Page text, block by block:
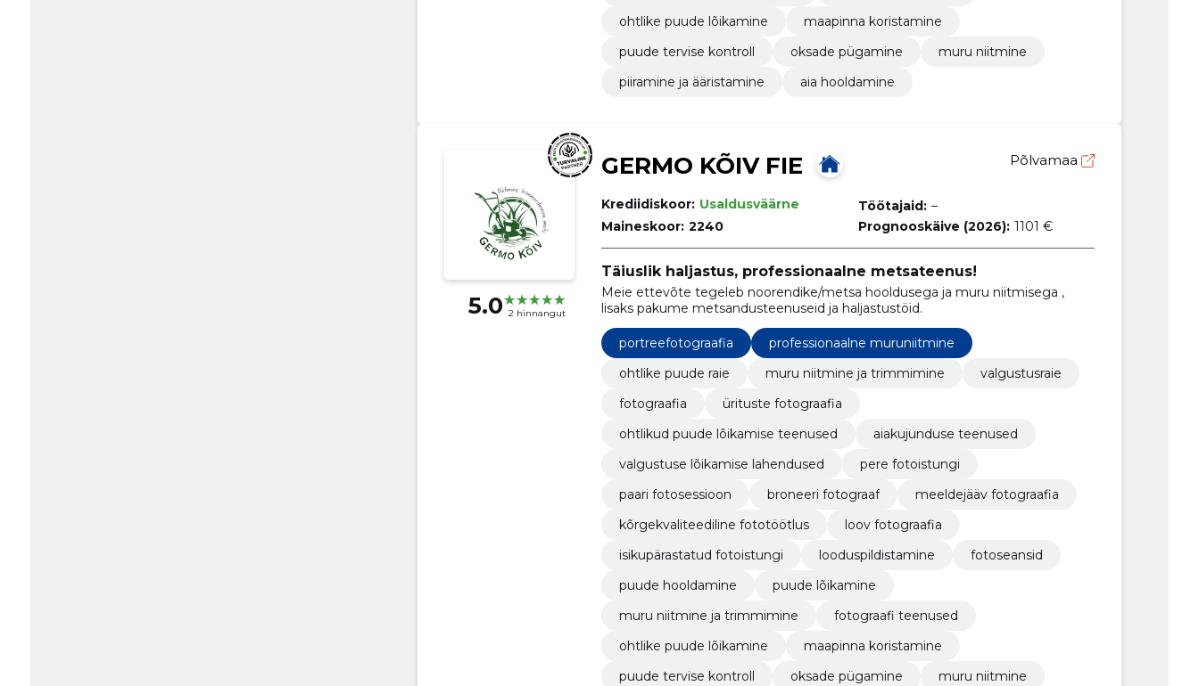
ohtlike puude lõikamine
maapinna koristamine
puude tervise kontroll
oksade pügamine
muru niitmine
piiramine ja ääristamine
aia hooldamine
5.0 2 hinnangut
GERMO KÕIV FIE Põlvamaa
Krediidiskoor: Usaldusväärne
Maineskoor: 2240
Töötajaid: –
Prognooskäive (2026): 1101 €
Täiuslik haljastus, professionaalne metsateenus!
Meie ettevõte tegeleb noorendike/metsa hooldusega ja muru niitmisega ,
lisaks pakume metsandusteenuseid ja haljastustöid.
portreefotograafia
professionaalne muruniitmine
ohtlike puude raie
muru niitmine ja trimmimine
valgustusraie
fotograafia
ürituste fotograafia
ohtlikud puude lõikamise teenused
aiakujunduse teenused
valgustuse lõikamise lahendused
pere fotoistungi
paari fotosessioon
broneeri fotograaf
meeldejääv fotograafia
kõrgekvaliteediline fototöötlus
loov fotograafia
isikupärastatud fotoistungi
looduspildistamine
fotoseansid
puude hooldamine
puude lõikamine
muru niitmine ja trimmimine
fotograafi teenused
ohtlike puude lõikamine
maapinna koristamine
puude tervise kontroll
oksade pügamine
muru niitmine